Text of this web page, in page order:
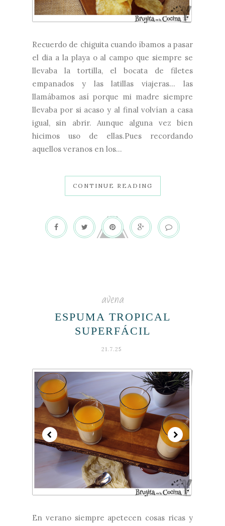
Recuerdo de chiguita cuando íbamos a pasar
el dia a la playa o al campo que siempre se
llevaba la tortilla, el bocata de filetes
empanados y las latillas viajeras... las
llamábamos así porque mi madre siempre
llevaba por si acaso y al final volvían a casa
igual, sin abrir. Aunque alguna vez bien
hicimos uso de ellas.Pues recordando
aquellos veranos en los...
CONTINUE READING
avena
ESPUMA TROPICAL
SUPERFÁCIL
21.7.25
En verano siempre apetecen cosas ricas y